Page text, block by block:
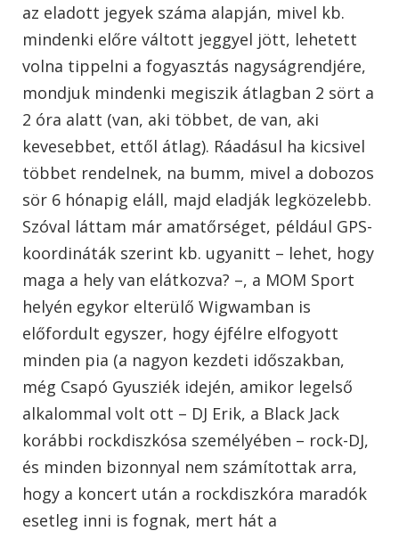
az eladott jegyek száma alapján, mivel kb.
mindenki előre váltott jeggyel jött, lehetett
volna tippelni a fogyasztás nagyságrendjére,
mondjuk mindenki megiszik átlagban 2 sört a
2 óra alatt (van, aki többet, de van, aki
kevesebbet, ettől átlag). Ráadásul ha kicsivel
többet rendelnek, na bumm, mivel a dobozos
sör 6 hónapig eláll, majd eladják legközelebb.
Szóval láttam már amatőrséget, például GPS-
koordináták szerint kb. ugyanitt – lehet, hogy
maga a hely van elátkozva? –, a MOM Sport
helyén egykor elterülő Wigwamban is
előfordult egyszer, hogy éjfélre elfogyott
minden pia (a nagyon kezdeti időszakban,
még Csapó Gyusziék idején, amikor legelső
alkalommal volt ott – DJ Erik, a Black Jack
korábbi rockdiszkósa személyében – rock-DJ,
és minden bizonnyal nem számítottak arra,
hogy a koncert után a rockdiszkóra maradók
esetleg inni is fognak, mert hát a